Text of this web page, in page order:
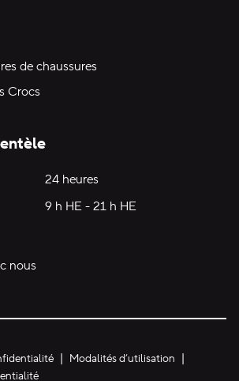
de chaussures
Crocs
à vendredi24 heures24 heures
9 h HE - 21 h HE9 h HE - 21 h HE
nous
Modalités d’utilisation